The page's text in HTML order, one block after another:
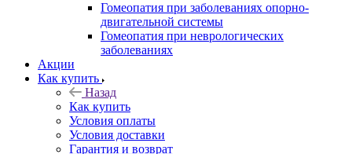
Гомеопатия при заболеваниях опорно-
двигательной системы
Гомеопатия при неврологических
заболеваниях
Акции
Как купить
Назад
Как купить
Условия оплаты
Условия доставки
Гарантия и возврат